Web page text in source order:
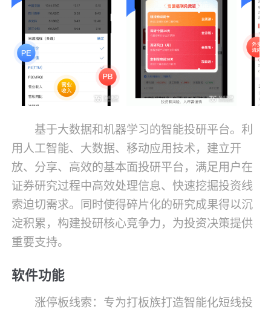
基于大数据和机器学习的智能投研平台。利
用人工智能、大数据、移动应用技术，建立开
放、分享、高效的基本面投研平台，满足用户在
证券研究过程中高效处理信息、快速挖掘投资线
索迫切需求。同时使得碎片化的研究成果得以沉
淀积累，构建投研核心竞争力，为投资决策提供
重要支持。
软件功能
涨停板线索：专为打板族打造智能化短线投